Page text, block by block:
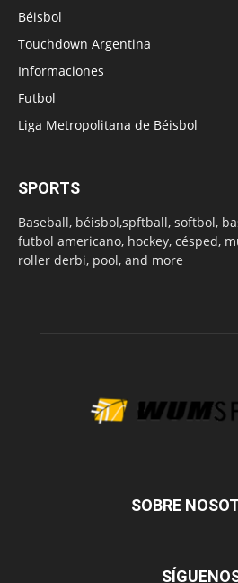
Béisbol
Touchdown Argentina
Informaciones
Futbol
Liga Metropolitana de Béisbol
SPORTS
Baseball, béisbol,spftball, softbol,
futbol americano, hockey, césped,
roller derbi, pool, and more
SOBRE